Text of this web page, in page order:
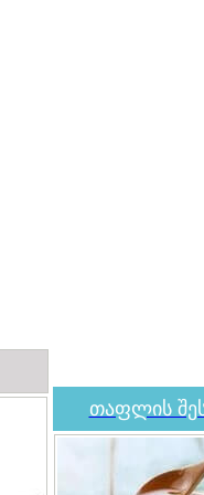
თაფლის